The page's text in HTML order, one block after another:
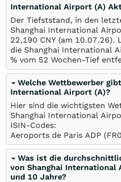
International Airport (A)
Der Tiefststand, in den
Shanghai International
22,190 CNY (am 10.07.26).
die Shanghai International
% vom 52 Wochen-Tief
Welche Wettbewerber
International Airport (A)?
Hier sind die wichtigsten
Shanghai International
ISIN-Codes:
Aeroports de Paris ADP
Was ist die
von Shanghai International
und 10 Jahre?